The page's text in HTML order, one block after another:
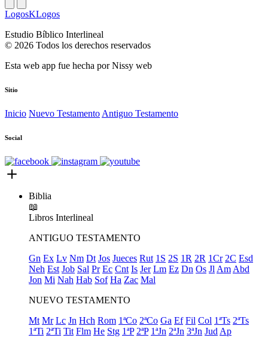
LogosKLogos
Estudio Bíblico Interlineal
© 2026 Todos los derechos reservados
Esta web app fue hecha porNissy web
Sitio
Inicio Nuevo Testamento Antiguo Testamento
Social
Biblia
📖
Libros Interlineal
ANTIGUO TESTAMENTO
Gn Ex Lv Nm Dt Jos Jueces Rut 1S 2S 1R 2R 1Cr 2C Esd
Neh Est Job Sal Pr Ec Cnt Is Jer Lm Ez Dn Os Jl Am Abd
Jon Mi Nah Hab Sof Ha Zac Mal
NUEVO TESTAMENTO
Mt Mr Lc Jn Hch Rom 1ªCo 2ªCo Ga Ef Fil Col 1ªTs 2ªTs
1ªTi 2ªTi Tit Flm He Stg 1ªP 2ªP 1ªJn 2ªJn 3ªJn Jud Ap